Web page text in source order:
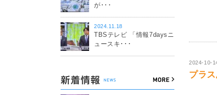
2024-10-
プラ
が･･･
2024.11.18
TBSテレビ 「情報7daysニ
ュースキ･･･